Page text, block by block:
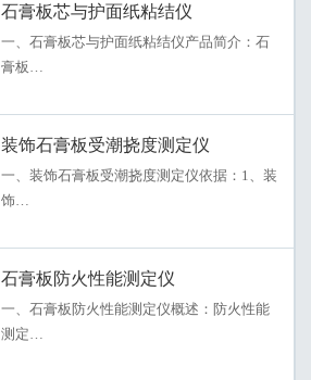
石膏板芯与护面纸粘结仪
一、石膏板芯与护面纸粘结仪产品简介：石
膏板…
装饰石膏板受潮挠度测定仪
一、装饰石膏板受潮挠度测定仪依据：1、装
饰…
石膏板防火性能测定仪
一、石膏板防火性能测定仪概述：防火性能
测定…